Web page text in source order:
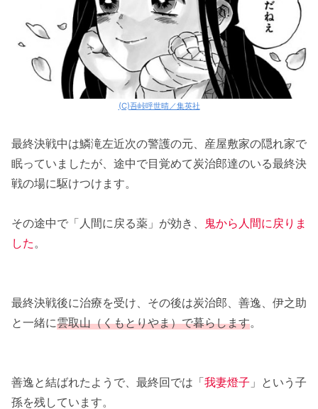
(C)吾峠呼世晴／集英社
最終決戦中は鱗滝左近次の警護の元、産屋敷家の隠れ家で
眠っていましたが、途中で目覚めて炭治郎達のいる最終決
戦の場に駆けつけます。
その途中で「人間に戻る薬」が効き、 鬼から人間に戻りま
した 。
最終決戦後に治療を受け、その後は炭治郎、善逸、伊之助
と一緒に雲取山（くもとりやま）で暮らします。
善逸と結ばれたようで、最終回では「我妻燈子 」という子
孫を残しています。